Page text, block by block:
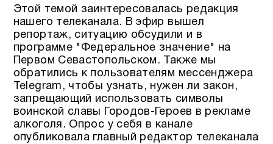
Этой темой заинтересовалась редакция
нашего телеканала. В эфир вышел
репортаж, ситуацию обсудили и в
программе "Федеральное значение" на
Первом Севастопольском. Также мы
обратились к пользователям мессенджера
Telegram, чтобы узнать, нужен ли закон,
запрещающий использовать символы
воинской славы Городов-Героев в рекламе
алкоголя. Опрос у себя в канале
опубликовала главный редактор телеканала